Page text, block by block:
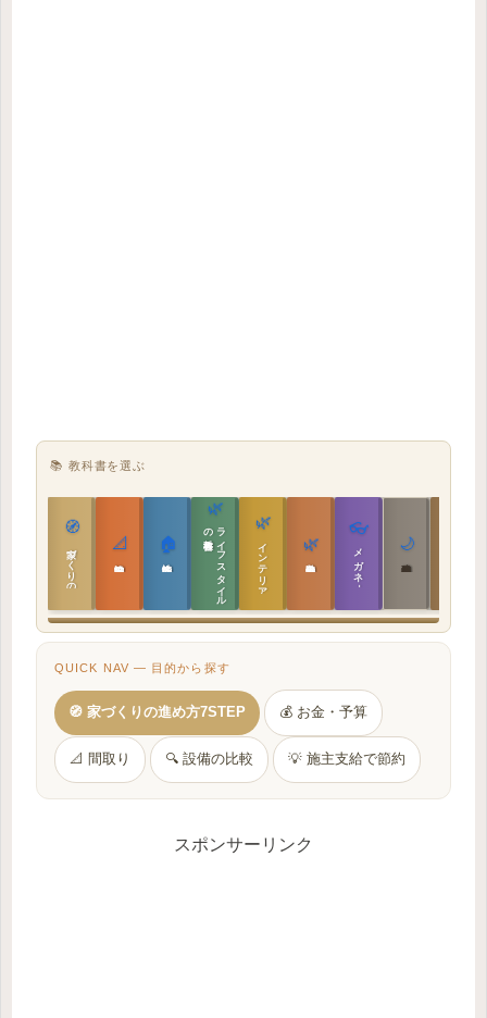
📚 教科書を選ぶ
🧭
家づくりの教科書 📐
実施設計の教科書
🏠
性能設計の教科書
🌿
ラ
イ
フ
ス
タ
イ
ル
の
教科書 🌿
インテリア設計 🌿
敷地設計の教科書
👓
メガネ｜転職 🌙
建築思想の教科書
QUICK NAV — 目的から探す
🧭 家づくりの進め方7STEP 💰 お金・予算
📐 間取り 🔍 設備の比較 💡 施主支給で節約
スポンサーリンク